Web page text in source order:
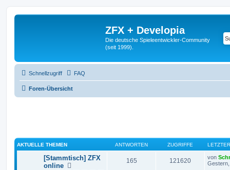
ZFX + Developia
Die deutsche Spieleentwickler-Community
(seit 1999).
Schnellzugriff FAQ
Foren-Übersicht
AKTUELLE THEMEN ANTWORTEN ZUGRIFFE
[Stammtisch] ZFX
online
165 121620 von